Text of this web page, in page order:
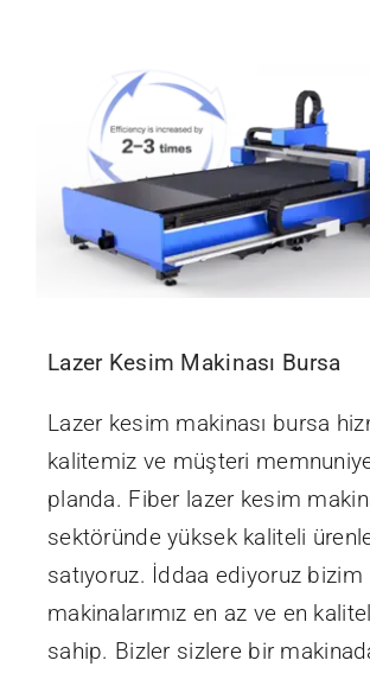
Lazer Kesim Makinası Bursa
Lazer kesim makinası bursa
kalitemiz ve müşteri
planda. Fiber lazer kesim
sektöründe yüksek kaliteli
satıyoruz. İddaa ediyoruz bizim
makinalarımız en az ve en
sahip. Bizler sizlere bir